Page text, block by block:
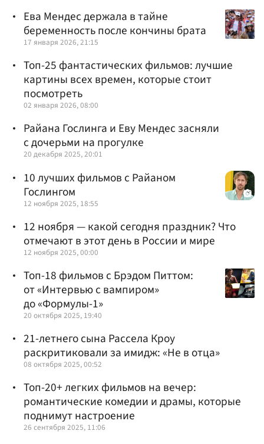
Ева Мендес держала в тайне
беременность после кончины брата
17 января 2026, 21:15
Топ-25 фантастических фильмов: лучшие
картины всех времен, которые стоит
посмотреть
02 января 2026, 08:00
Райана Гослинга и Еву Мендес засняли
с дочерьми на прогулке
20 декабря 2025, 20:01
10 лучших фильмов с Райаном
Гослингом
12 ноября 2025, 18:55
12 ноября — какой сегодня праздник? Что
отмечают в этот день в России и мире
12 ноября 2025, 00:00
Топ-18 фильмов с Брэдом Питтом:
от «Интервью с вампиром»
до «Формулы-1»
20 октября 2025, 19:40
21-летнего сына Рассела Кроу
раскритиковали за имидж: «Не в отца»
08 октября 2025, 00:52
Топ-20+ легких фильмов на вечер:
романтические комедии и драмы, которые
поднимут настроение
26 сентября 2025, 11:06